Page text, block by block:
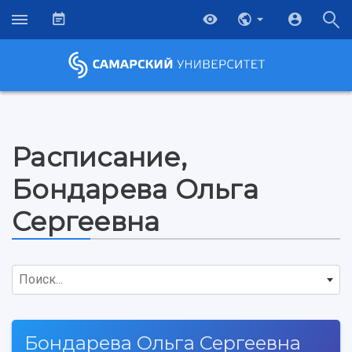
Об университете
Новости
Образование
Научно-исследовательская деятельность
Расписание,
Бондарева Ольга
Сергеевна
Поиск...
Бондарева Ольга Сергеевна